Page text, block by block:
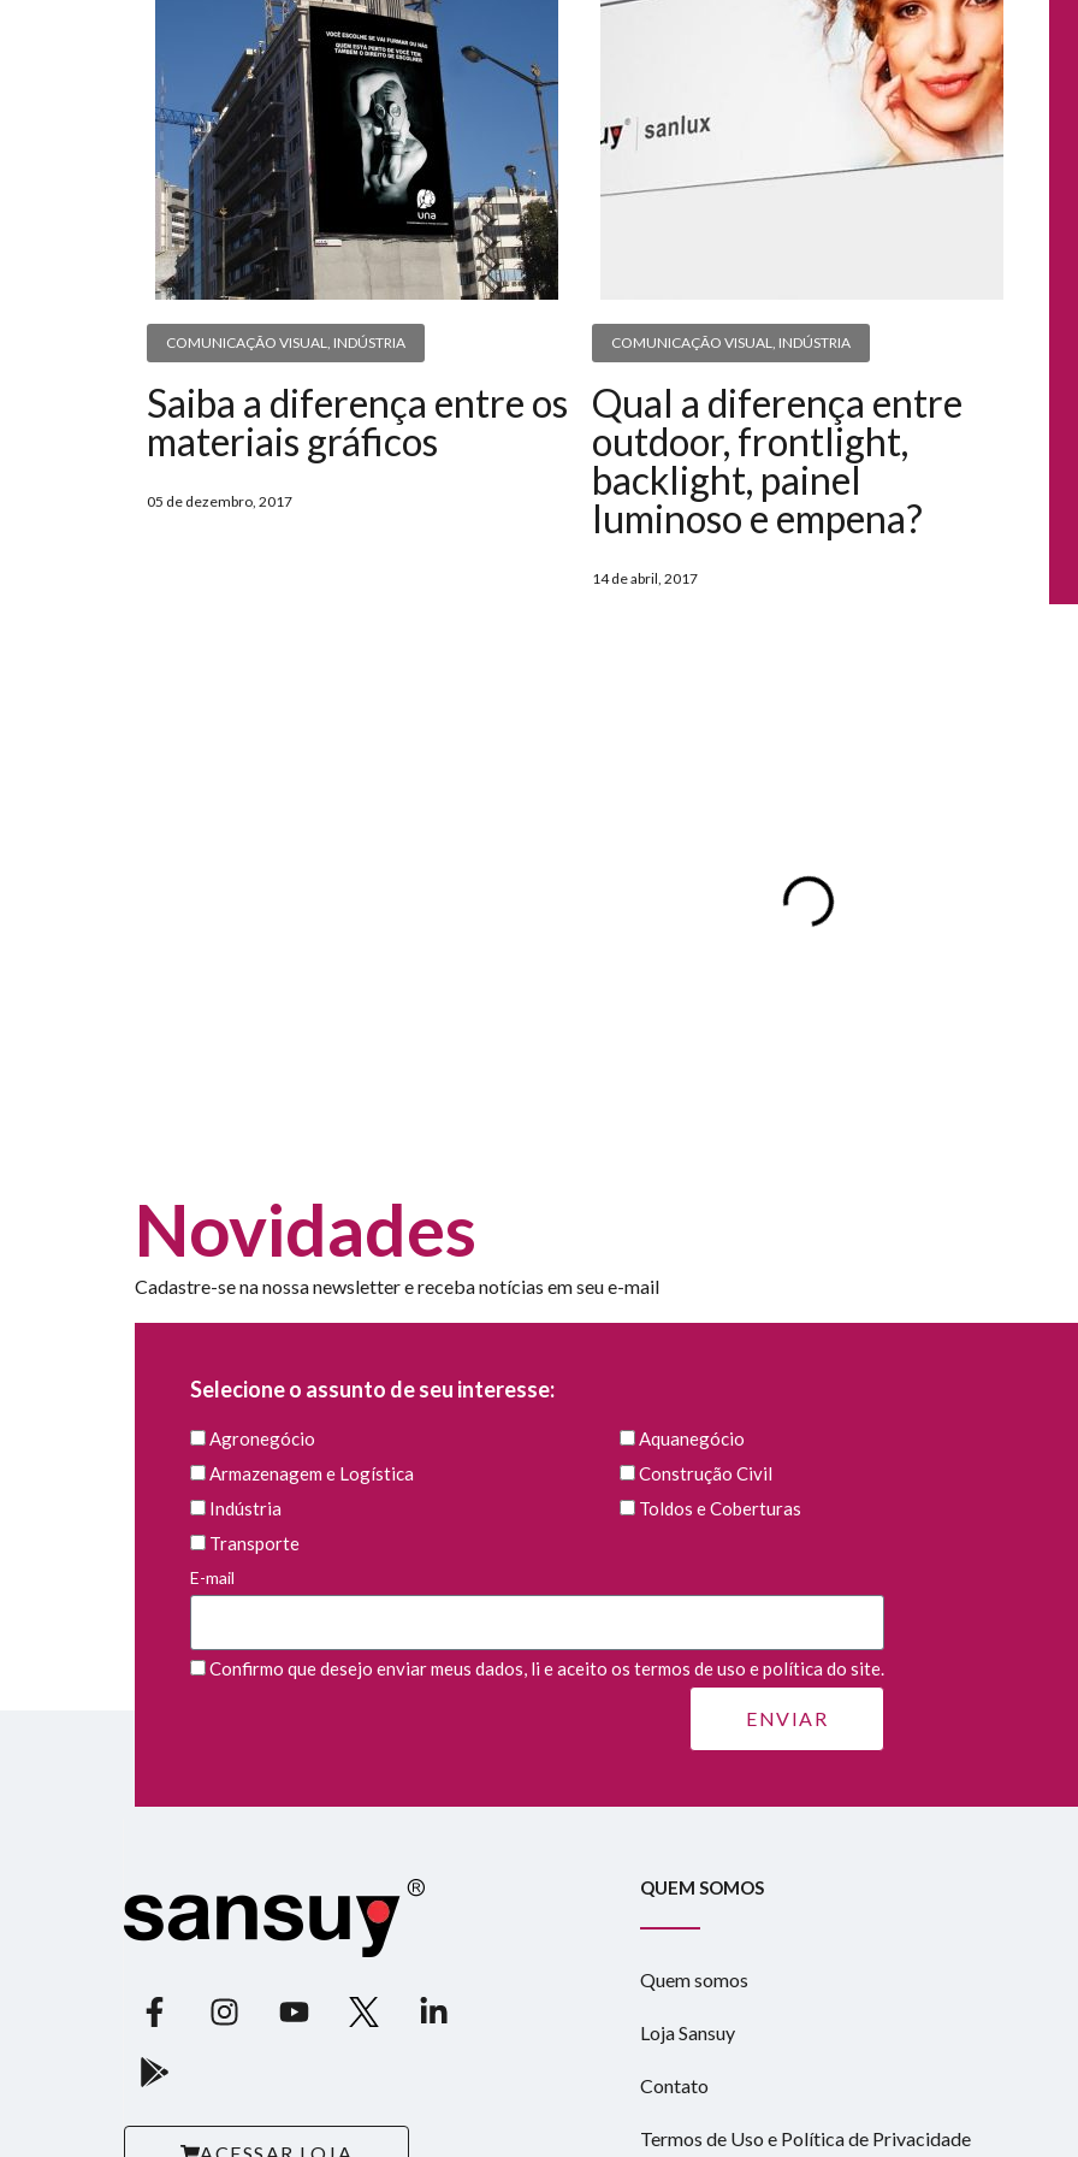
COMUNICAÇÃO VISUAL, INDÚSTRIA
Saiba a diferença entre os
materiais gráficos
05 de dezembro, 2017
COMUNICAÇÃO VISUAL, INDÚSTRIA
Qual a diferença entre
outdoor, frontlight,
backlight, painel
luminoso e empena?
14 de abril, 2017
Novidades
Cadastre-se na nossa newsletter e receba notícias em seu e-mail
Selecione o assunto de seu interesse:
Agronegócio
Aquanegócio
Armazenagem e Logística
Construção Civil
Indústria
Toldos e Coberturas
Transporte
E-mail
Confirmo que desejo enviar meus dados, li e aceito os termos de uso e política do site.
QUEM SOMOS
Quem somos
Loja Sansuy
Contato
Termos de Uso e Política de Privacidade